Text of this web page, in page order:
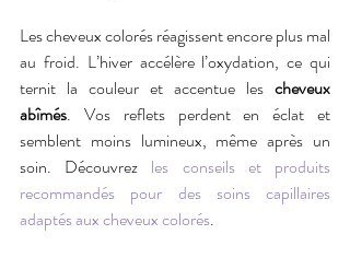
Les cheveux colorés réagissent encore plus mal
au froid. L’hiver accélère l’oxydation, ce qui
ternit la couleur et accentue les cheveux
abîmés. Vos reflets perdent en éclat et
semblent moins lumineux, même après un
soin. Découvrez les conseils et produits
recommandés pour des soins capillaires
adaptés aux cheveux colorés.